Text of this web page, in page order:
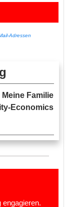
Adressen
Meine Familie
Economics
engagieren.